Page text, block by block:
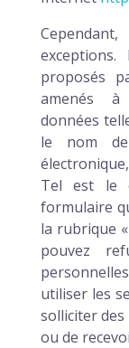
proposés
amenés à
données
le nom
Tel est le
formulaire
la rubrique
pouvez
utiliser les
solliciter
ou de